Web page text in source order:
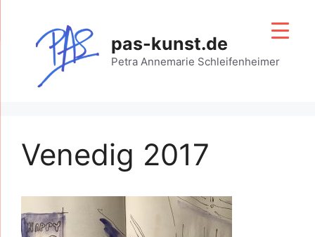
springen
pas-kunst.de
Petra Annemarie Schleifenheimer
Venedig 2017